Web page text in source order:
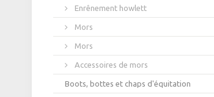
Enrênement howlett
Mors
Mors
Accessoires de mors
Boots, bottes et chaps d'équitation